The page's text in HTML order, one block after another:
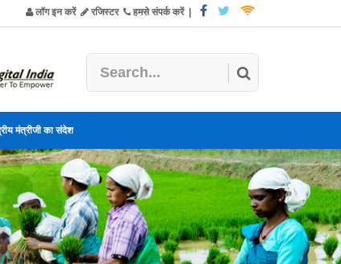
लॉग इन करें रजिस्टर हमसे संपर्क करें|
मंत्रीजी का संदेश